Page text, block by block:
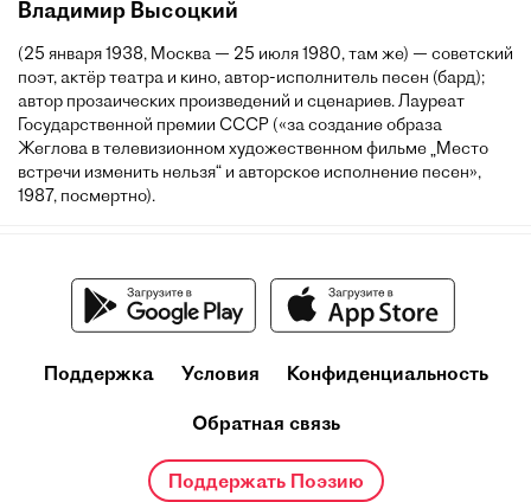
Владимир Высоцкий
(25 января 1938, Москва — 25 июля 1980, там же) — советский
поэт, актёр театра и кино, автор-исполнитель песен (бард);
автор прозаических произведений и сценариев. Лауреат
Государственной премии СССР («за создание образа
Жеглова в телевизионном художественном фильме „Место
встречи изменить нельзя“ и авторское исполнение песен»,
1987, посмертно).
Поддержка Условия Конфиденциальность
Обратная связь
Поддержать Поэзию